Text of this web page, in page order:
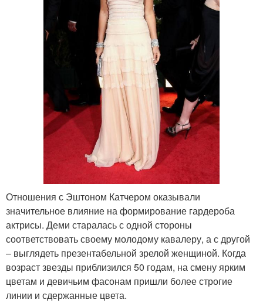
Отношения с Эштоном Катчером оказывали
значительное влияние на формирование гардероба
актрисы. Деми старалась с одной стороны
соответствовать своему молодому кавалеру, а с другой
– выглядеть презентабельной зрелой женщиной. Когда
возраст звезды приблизился 50 годам, на смену ярким
цветам и девичьим фасонам пришли более строгие
линии и сдержанные цвета.